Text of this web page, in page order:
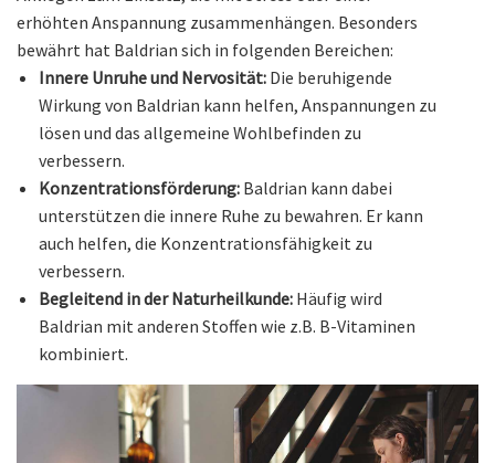
erhöhten Anspannung zusammenhängen. Besonders
bewährt hat Baldrian sich in folgenden Bereichen:
Innere Unruhe und Nervosität: Die beruhigende
Wirkung von Baldrian kann helfen, Anspannungen zu
lösen und das allgemeine Wohlbefinden zu
verbessern.
Konzentrationsförderung: Baldrian kann dabei
unterstützen die innere Ruhe zu bewahren. Er kann
auch helfen, die Konzentrationsfähigkeit zu
verbessern.
Begleitend in der Naturheilkunde: Häufig wird
Baldrian mit anderen Stoffen wie z.B. B-Vitaminen
kombiniert.